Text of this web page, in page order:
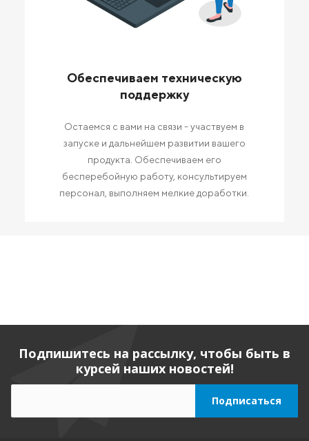
Обеспечиваем техническую
поддержку
Остаемся с вами на связи - участвуем в
запуске и дальнейшем развитии вашего
продукта. Обеспечиваем его
бесперебойную работу, консультируем
персонал, выполняем мелкие доработки.
Подпишитесь на рассылку, чтобы быть в
курсей наших новостей!